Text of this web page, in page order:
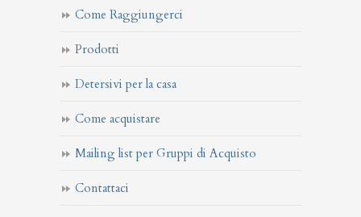
Come Raggiungerci
Prodotti
Detersivi per la casa
Come acquistare
Mailing list per Gruppi di Acquisto
Contattaci